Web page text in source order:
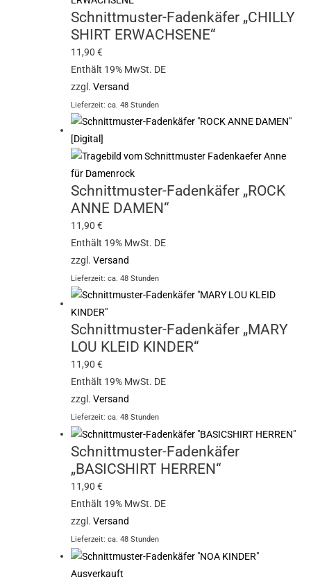
Schnittmuster-Fadenkäfer „CHILLY
SHIRT ERWACHSENE“
11,90€
Enthält 19% MwSt. DE
zzgl.Versand
Lieferzeit: ca. 48 Stunden
Schnittmuster-Fadenkäfer „ROCK
ANNE DAMEN“
11,90€
Enthält 19% MwSt. DE
zzgl.Versand
Lieferzeit: ca. 48 Stunden
Schnittmuster-Fadenkäfer „MARY
LOU KLEID KINDER“
11,90€
Enthält 19% MwSt. DE
zzgl.Versand
Lieferzeit: ca. 48 Stunden
Schnittmuster-Fadenkäfer
„BASICSHIRT HERREN“
11,90€
Enthält 19% MwSt. DE
zzgl.Versand
Lieferzeit: ca. 48 Stunden
Ausverkauft